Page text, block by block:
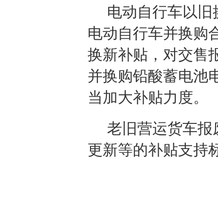
电动自行车以
电动自行车并换购
换新补贴，对交售
并换购铅酸蓄电池
当加大补贴力度。
老旧营运货车
更新等的补贴支持